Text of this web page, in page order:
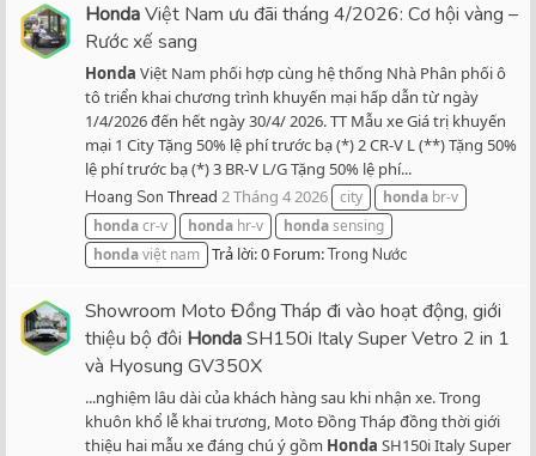
HondaViệt Nam ưu đãi tháng 4/2026: Cơ hội vàng –
Rước xế sang
Honda Việt Nam phối hợp cùng hệ thống Nhà Phân phối ô
tô triển khai chương trình khuyến mại hấp dẫn từ ngày
1/4/2026 đến hết ngày 30/4/ 2026. TT Mẫu xe Giá trị khuyến
mại 1 City Tặng 50% lệ phí trước bạ (*) 2 CR-V L (**) Tặng 50%
lệ phí trước bạ (*) 3 BR-V L/G Tặng 50% lệ phí...
Hoang Son Thread 2 Tháng 4 2026 city honda br-v
hondacr-v honda hr-v hondasensing
hondaviệt nam Trả lời: 0 Forum:Trong Nước
Showroom Moto Đồng Tháp đi vào hoạt động, giới
thiệu bộ đôi HondaSH150i Italy Super Vetro 2 in 1
và Hyosung GV350X
...nghiệm lâu dài của khách hàng sau khi nhận xe. Trong
khuôn khổ lễ khai trương, Moto Đồng Tháp đồng thời giới
thiệu hai mẫu xe đáng chú ý gồm Honda SH150i Italy Super